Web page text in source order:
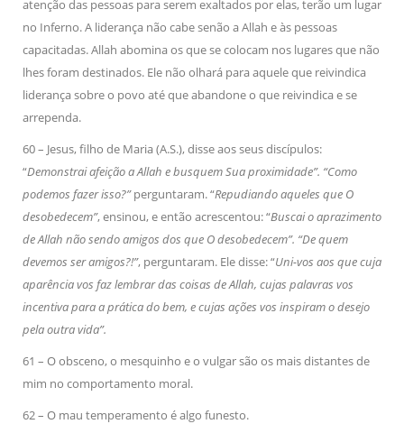
atenção das pessoas para serem exaltados por elas, terão um lugar
no Inferno. A liderança não cabe senão a Allah e às pessoas
capacitadas. Allah abomina os que se colocam nos lugares que não
lhes foram destinados. Ele não olhará para aquele que reivindica
liderança sobre o povo até que abandone o que reivindica e se
arrependa.
60 – Jesus, filho de Maria (A.S.), disse aos seus discípulos:
“Demonstrai afeição a Allah e busquem Sua proximidade”. “Como
podemos fazer isso?”perguntaram. “Repudiando aqueles que O
desobedecem”, ensinou, e então acrescentou: “Buscai o aprazimento
de Allah não sendo amigos dos que O desobedecem”. “De quem
devemos ser amigos?!”, perguntaram. Ele disse: “Uni-vos aos que cuja
aparência vos faz lembrar das coisas de Allah, cujas palavras vos
incentiva para a prática do bem, e cujas ações vos inspiram o desejo
pela outra vida”.
61 – O obsceno, o mesquinho e o vulgar são os mais distantes de
mim no comportamento moral.
62 – O mau temperamento é algo funesto.